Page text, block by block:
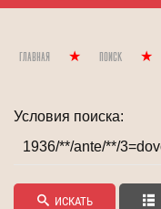
Главная Поиск
Условия поиска:
ИСКАТЬ